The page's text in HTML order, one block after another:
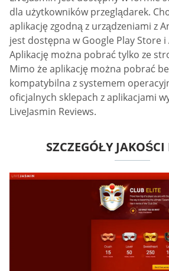
dla użytkowników przeglądarek.
aplikację zgodną z urządzeniami z
jest dostępna w Google Play Store i
Aplikację można pobrać tylko ze
Mimo że aplikację można pobrać
kompatybilna z systemem
oficjalnych sklepach z aplikacjami
LiveJasmin Reviews.
SZCZEGÓŁY